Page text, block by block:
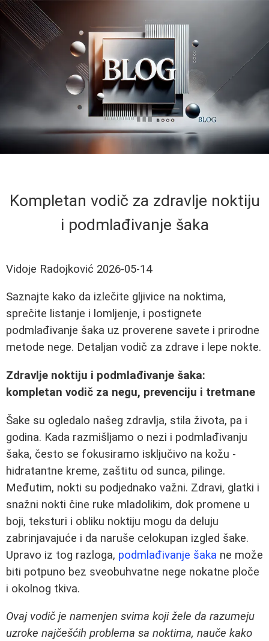
Kompletan vodič za zdravlje noktiju
i podmlađivanje šaka
Vidoje Radojković 2026-05-14
Saznajte kako da izlečite gljivice na noktima,
sprečite listanje i lomljenje, i postignete
podmlađivanje šaka uz proverene savete i prirodne
metode nege. Detaljan vodič za zdrave i lepe nokte.
Zdravlje noktiju i podmlađivanje šaka:
kompletan vodič za negu, prevenciju i tretmane
Šake su ogledalo našeg zdravlja, stila života, pa i
godina. Kada razmišljamo o nezi i podmlađivanju
šaka, često se fokusiramo isključivo na kožu -
hidratantne kreme, zaštitu od sunca, pilinge.
Međutim, nokti su podjednako važni. Zdravi, glatki i
snažni nokti čine ruke mladolikim, dok promene u
boji, teksturi i obliku noktiju mogu da deluju
zabrinjavajuće i da naruše celokupan izgled šake.
Upravo iz tog razloga, podmlađivanje šaka ne može
biti potpuno bez sveobuhvatne nege nokatne ploče
i okolnog tkiva.
Ovaj vodič je namenjen svima koji žele da razumeju
uzroke najčešćih problema sa noktima, nauče kako